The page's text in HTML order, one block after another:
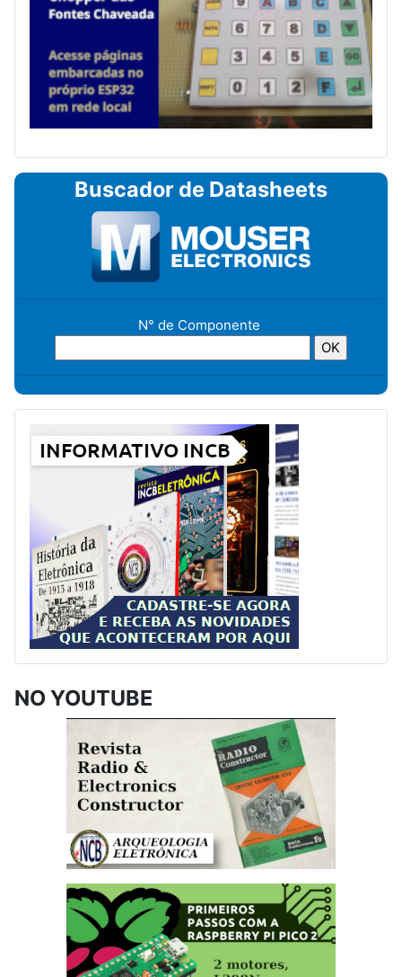
Buscador de Datasheets
N° de Componente
NO YOUTUBE